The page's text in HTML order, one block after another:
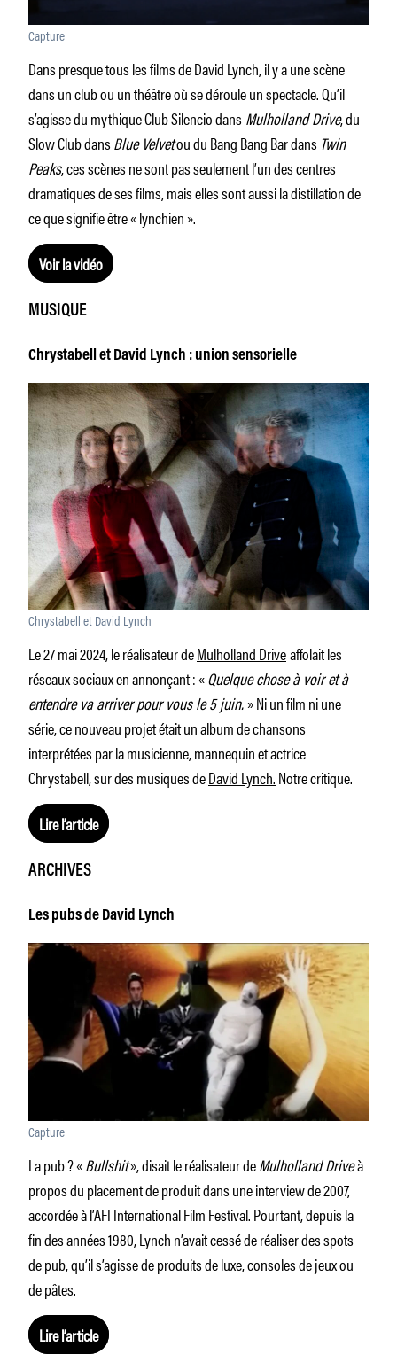
Capture
Dans presque tous les films de David Lynch, il y a une scène
dans un club ou un théâtre où se déroule un spectacle. Qu’il
s’agisse du mythique Club Silencio dansMulholland Drive, du
Slow Club dansBlue Velvetou du Bang Bang Bar dans Twin
Peaks, ces scènes ne sont pas seulement l’un des centres
dramatiques de ses films, mais elles sont aussi la distillation de
ce que signifie être « lynchien ».
Voir la vidéo
MUSIQUE
Chrystabell et David Lynch : union sensorielle
Chrystabell et David Lynch
Le 27 mai 2024, le réalisateur deMulholland Driveaffolait les
réseaux sociaux en annonçant : «Quelque chose à voir et à
entendre va arriver pour vous le 5 juin.» Ni un film ni une
série, ce nouveau projet était un album de chansons
interprétées par la musicienne, mannequin et actrice
Chrystabell, sur des musiques deDavid Lynch.Notre critique.
Lire l’article
ARCHIVES
Les pubs de David Lynch
Capture
La pub ? «Bullshit», disait le réalisateur deMulholland Driveà
propos du placement de produit dans une interview de 2007,
accordée à l’AFI International Film Festival. Pourtant, depuis la
fin des années 1980, Lynch n’avait cessé de réaliser des spots
de pub, qu’il s’agisse de produits de luxe, consoles de jeux ou
de pâtes.
Lire l’article